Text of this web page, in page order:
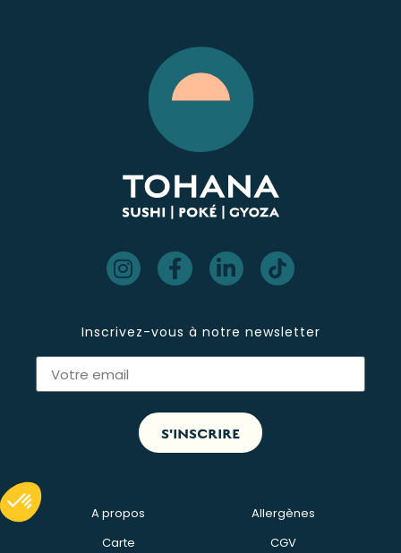
Inscrivez-vous à notre newsletter
S'INSCRIRE
A propos
Carte
Allergènes
CGV